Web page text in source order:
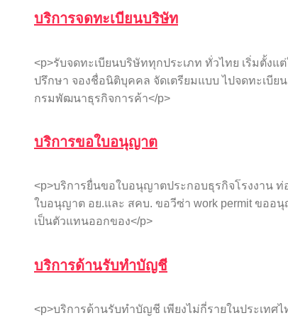
บริการจดทะเบียนบริษัท
<p>รับจดทะเบียนบริษัททุกประเภท ทั่วไทย เริ่มตั้งแ
ปรึกษา จองชื่อนิติบุคคล จัดเตรียมแบบ ไปจดทะเบีย
กรมพัฒนาธุรกิจการค้า</p>
บริการขอใบอนุญาต
<p>บริการยื่นขอใบอนุญาตประกอบธุรกิจโรงงาน ท่
ใบอนุญาต อย.และ สคบ. ขอวีซ่า work permit ขออ
เป็นตัวแทนออกของ</p>
บริการด้านรับทำบัญชี
<p>บริการด้านรับทำบัญชี เพียงไม่กี่รายในประเทศ